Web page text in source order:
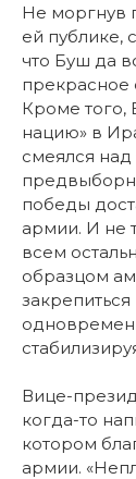
Не моргнув
ей публике,
что Буш да
прекрасное
Кроме того,
нацию» в
смеялся
победы
армии. И не
всем
образцом
Вице-
когда-то
котором
армии.